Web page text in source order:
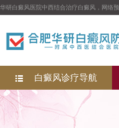
华研白癜风医院中西结合治疗白癜风，网络
白癜风诊疗导航